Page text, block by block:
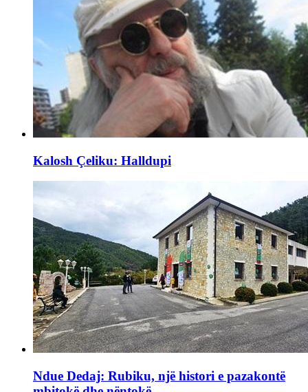
Kalosh Çeliku: Halldupi
Ndue Dedaj: Rubiku, një histori e pazakontë